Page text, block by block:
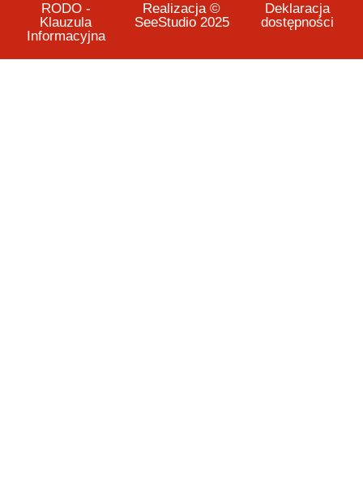
RODO -
Klauzula
Informacyjna
Realizacja ©
SeeStudio 2025
Deklaracja
dostępności